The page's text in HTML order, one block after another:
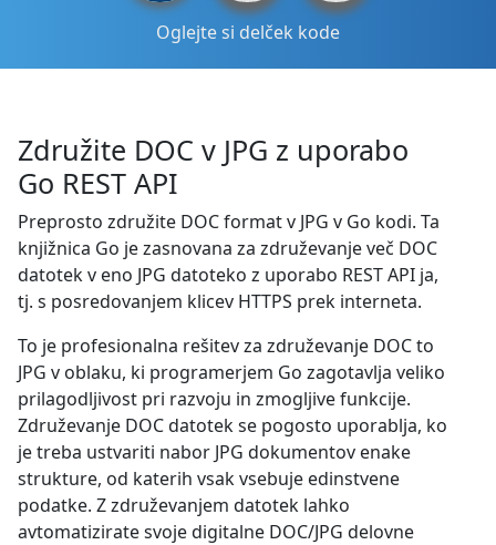
Oglejte si delček kode
Združite DOC v JPG z uporabo
Go REST API
Preprosto združite DOC format v JPG v Go kodi. Ta
knjižnica Go je zasnovana za združevanje več DOC
datotek v eno JPG datoteko z uporabo REST API ja,
tj. s posredovanjem klicev HTTPS prek interneta.
To je profesionalna rešitev za združevanje DOC to
JPG v oblaku, ki programerjem Go zagotavlja veliko
prilagodljivost pri razvoju in zmogljive funkcije.
Združevanje DOC datotek se pogosto uporablja, ko
je treba ustvariti nabor JPG dokumentov enake
strukture, od katerih vsak vsebuje edinstvene
podatke. Z združevanjem datotek lahko
avtomatizirate svoje digitalne DOC/JPG delovne